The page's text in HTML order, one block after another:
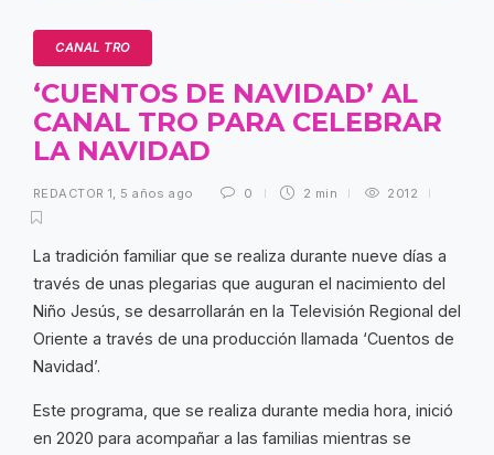
CANAL TRO
‘CUENTOS DE NAVIDAD’ AL
CANAL TRO PARA CELEBRAR
LA NAVIDAD
REDACTOR 1, 5 años ago 0 2 min 2012
La tradición familiar que se realiza durante nueve días a
través de unas plegarias que auguran el nacimiento del
Niño Jesús, se desarrollarán en la Televisión Regional del
Oriente a través de una producción llamada ‘Cuentos de
Navidad’.
Este programa, que se realiza durante media hora, inició
en 2020 para acompañar a las familias mientras se